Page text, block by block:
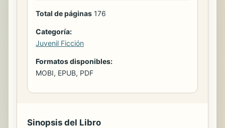
Total de páginas 176
Categoría:
Juvenil Ficción
Formatos disponibles:
MOBI, EPUB, PDF
Sinopsis del Libro